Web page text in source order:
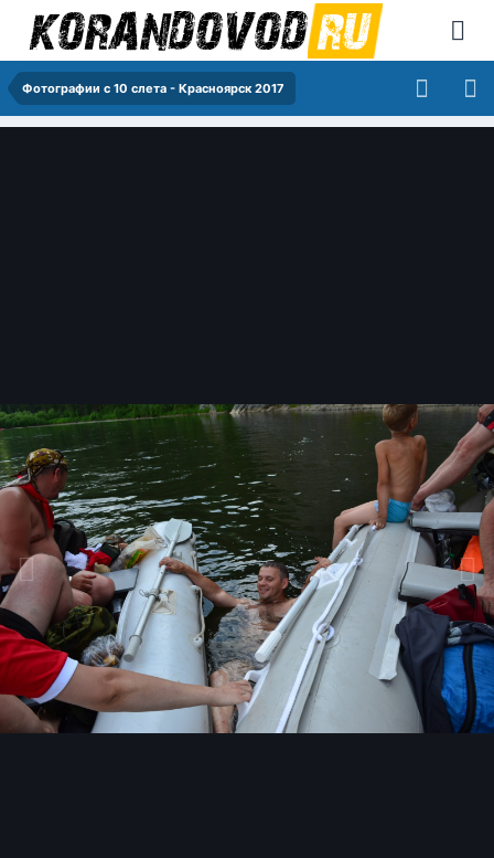
Фотографии с 10 слета - Красноярск 2017